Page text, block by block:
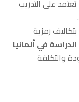
على التدريب
رمزية
الدراسة في ألمانيا
والتكلفة